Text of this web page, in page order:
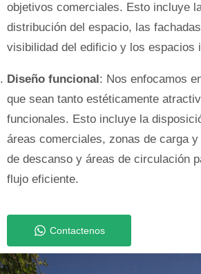
objetivos comerciales. Esto incluye
distribución del espacio, las
visibilidad del edificio y los espacios
Diseño funcional : Nos enfocamos
que sean tanto estéticamente
funcionales. Esto incluye la
áreas comerciales, zonas de carga
de descanso y áreas de circulación
flujo eficiente.
Contactenos